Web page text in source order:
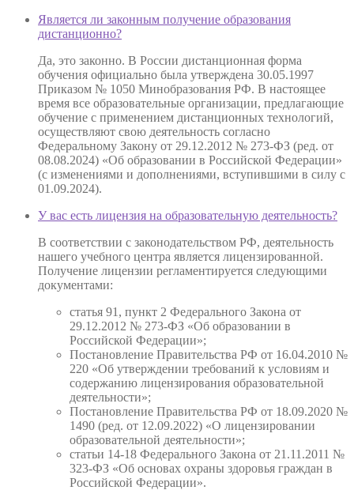
Является ли законным получение образования
дистанционно?
Да, это законно. В России дистанционная форма
обучения официально была утверждена 30.05.1997
Приказом № 1050 Минобразования РФ. В настоящее
время все образовательные организации, предлагающие
обучение с применением дистанционных технологий,
осуществляют свою деятельность согласно
Федеральному Закону от 29.12.2012 № 273-ФЗ (ред. от
08.08.2024) «Об образовании в Российской Федерации»
(с изменениями и дополнениями, вступившими в силу с
01.09.2024).
У вас есть лицензия на образовательную деятельность?
В соответствии с законодательством РФ, деятельность
нашего учебного центра является лицензированной.
Получение лицензии регламентируется следующими
документами:
статья 91, пункт 2 Федерального Закона от
29.12.2012 № 273-ФЗ «Об образовании в
Российской Федерации»;
Постановление Правительства РФ от 16.04.2010 №
220 «Об утверждении требований к условиям и
содержанию лицензирования образовательной
деятельности»;
Постановление Правительства РФ от 18.09.2020 №
1490 (ред. от 12.09.2022) «О лицензировании
образовательной деятельности»;
статьи 14-18 Федерального Закона от 21.11.2011 №
323-ФЗ «Об основах охраны здоровья граждан в
Российской Федерации».